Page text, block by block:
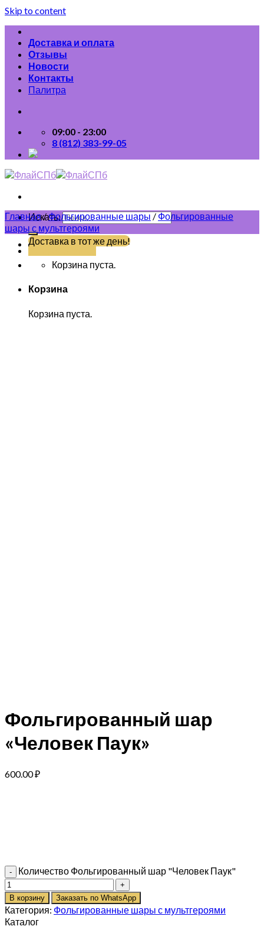
Skip to content
Доставка и оплата
Отзывы
Новости
Контакты
Палитра
09:00 - 23:00
8 (812) 383-99-05
Искать:
(812) 383-99-05
Доставка в тот же день!
Корзина пуста.
Корзина
Корзина пуста.
Главная/Фольгированные шары/Фольгированные
шары с мультгероями
Фольгированный шар
«Человек Паук»
600.00₽
Количество Фольгированный шар "Человек Паук"
В корзину Заказать по WhatsApp
Категория: Фольгированные шары с мультгероями
Каталог